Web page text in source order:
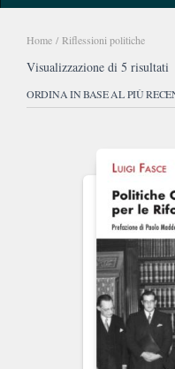
Home / Riflessioni politiche
Visualizzazione di 5 risultati